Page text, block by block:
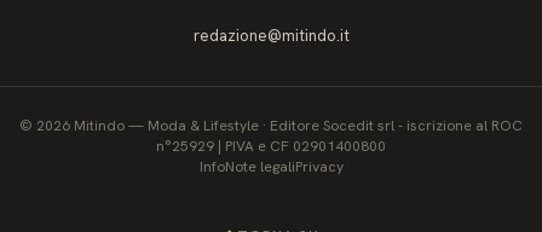
redazione@mitindo.it
© 2026 Mitindo— Moda & Lifestyle · Editore Socedit srl - iscrizione al ROC
n°25929 | PIVA e CF 02901400800
InfoNote legaliPrivacy